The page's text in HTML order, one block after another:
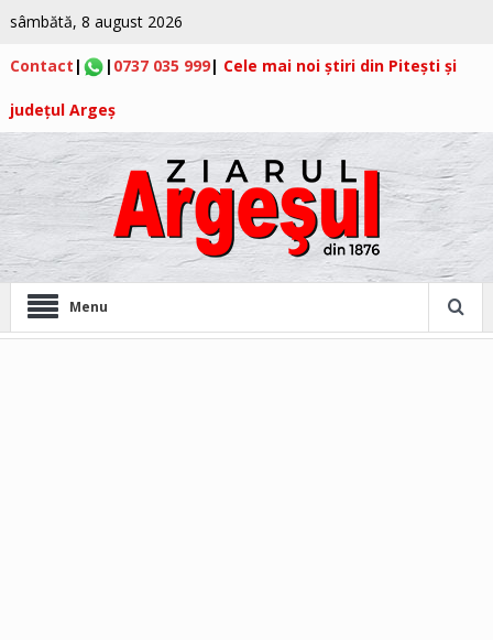
sâmbătă, 8 august 2026
Contact | | 0737 035 999| Cele mai noi știri din Pitești și
județul Argeș
Menu